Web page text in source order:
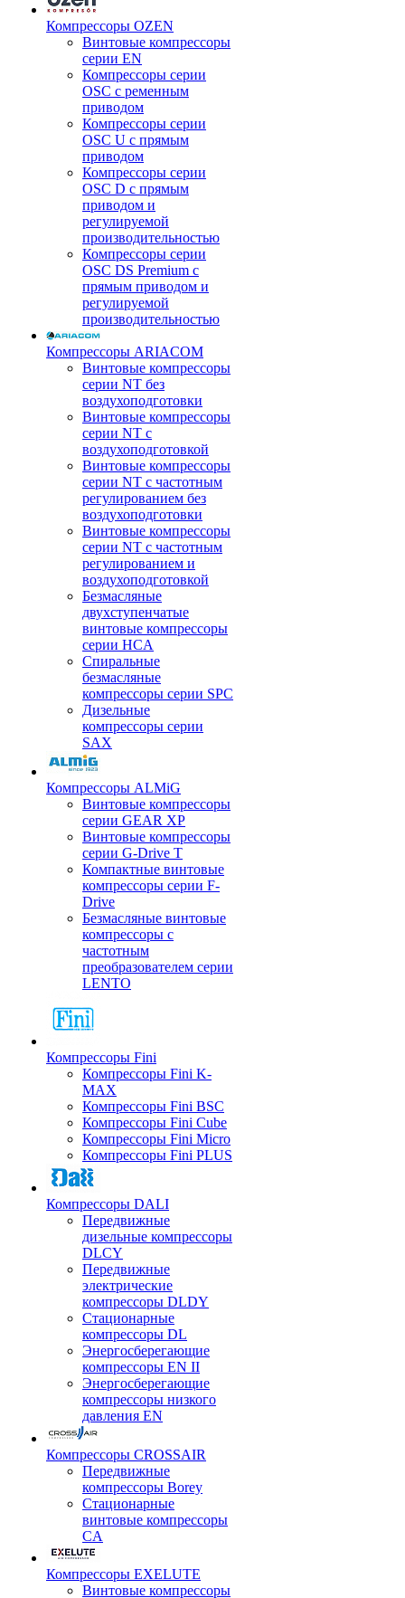
Компрессоры OZEN
Винтовые компрессоры
серии EN
Компрессоры серии
OSC с ременным
приводом
Компрессоры серии
OSC U с прямым
приводом
Компрессоры серии
OSC D с прямым
приводом и
регулируемой
производительностью
Компрессоры серии
OSC DS Premium с
прямым приводом и
регулируемой
производительностью
Компрессоры ARIACOM
Винтовые компрессоры
серии NT без
воздухоподготовки
Винтовые компрессоры
серии NT c
воздухоподготовкой
Винтовые компрессоры
серии NT с частотным
регулированием без
воздухоподготовки
Винтовые компрессоры
серии NT с частотным
регулированием и
воздухоподготовкой
Безмасляные
двухступенчатые
винтовые компрессоры
серии HCA
Спиральные
безмасляные
компрессоры серии SPC
Дизельные
компрессоры серии
SAX
Компрессоры ALMiG
Винтовые компрессоры
серии GEAR XP
Винтовые компрессоры
серии G-Drive T
Компактные винтовые
компрессоры серии F-
Drive
Безмасляные винтовые
компрессоры с
частотным
преобразователем серии
LENTO
Компрессоры Fini
Компрессоры Fini K-
MAX
Компрессоры Fini BSC
Компрессоры Fini Cube
Компрессоры Fini Micro
Компрессоры Fini PLUS
Компрессоры DALI
Передвижные
дизельные компрессоры
DLCY
Передвижные
электрические
компрессоры DLDY
Стационарные
компрессоры DL
Энергосберегающие
компрессоры EN II
Энергосберегающие
компрессоры низкого
давления EN
Компрессоры CROSSAIR
Передвижные
компрессоры Borey
Стационарные
винтовые компрессоры
CA
Компрессоры EXELUTE
Винтовые компрессоры